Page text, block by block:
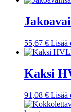
55,67 € Lisää
Kaksi
91,08 € Lisää